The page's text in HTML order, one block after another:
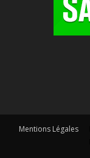
Mentions Légales